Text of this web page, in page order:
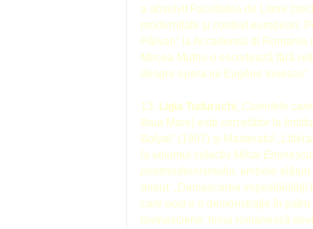
a absolvit Facultatea de Litere
modernitate şi context european.
Pârvan” la Accademia di
Mircea Muthu o escortează fără
despre opera lui Eugène Ionesco”.
13. Ligia Tudurachi, Cuvintele
Baia Mare) este cercetător la
Bolyai” (1997) şi Masteratul
la volumul colectiv Mihai
postmodernismului, ambele alături
debut: „Demascarea imposibilităţii
care ucide o demonstraţie în
lovinesciene: tema romanescă